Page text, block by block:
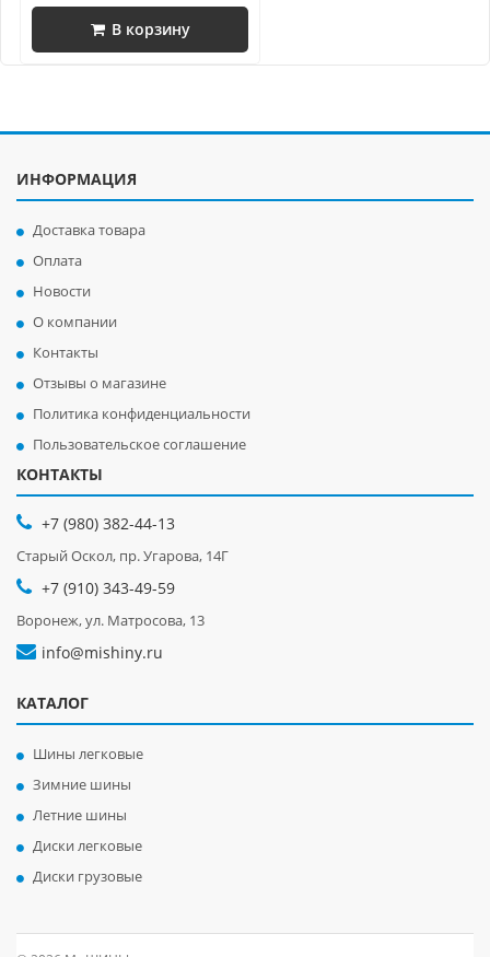
В корзину
ИНФОРМАЦИЯ
Доставка товара
Оплата
Новости
О компании
Контакты
Отзывы о магазине
Политика конфиденциальности
Пользовательское соглашение
КОНТАКТЫ
+7 (980) 382-44-13
Старый Оскол, пр. Угарова, 14Г
+7 (910) 343-49-59
Воронеж, ул. Матросова, 13
info@mishiny.ru
КАТАЛОГ
Шины легковые
Зимние шины
Летние шины
Диски легковые
Диски грузовые